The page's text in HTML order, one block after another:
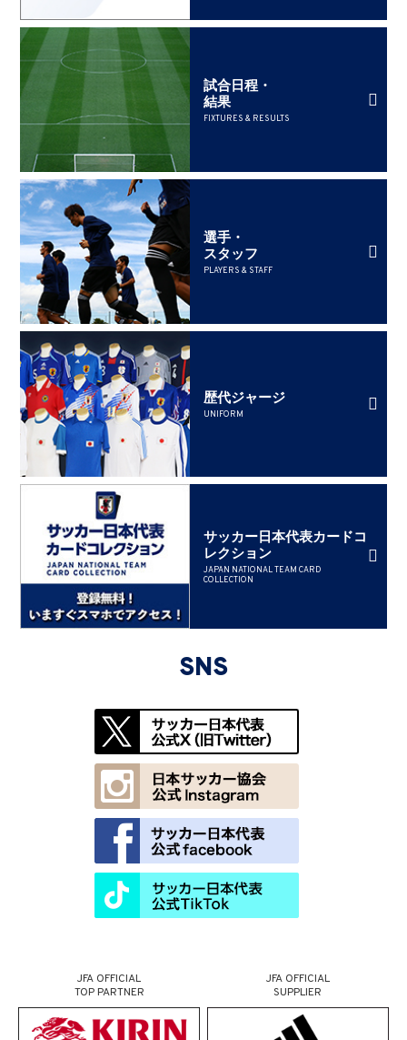
試合日程・
結果
FIXTURES & RESULTS
選手・
スタッフ
PLAYERS & STAFF
歴代ジャージ
UNIFORM
サッカー日本代表カードコ
レクション
JAPAN NATIONAL TEAM CARD
COLLECTION
SNS
JFA OFFICIAL
TOP PARTNER
JFA OFFICIAL
SUPPLIER